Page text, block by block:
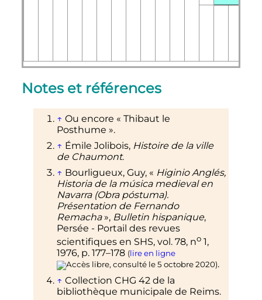
Notes et références
↑ Ou encore « Thibaut le
Posthume ».
↑ Émile Jolibois, Histoire de la ville
de Chaumont.
↑ Bourligueux, Guy, « Higinio Anglés,
Historia de la música medieval en
Navarra (Obra póstuma).
Présentation de Fernando
Remacha », Bulletin hispanique,
Persée - Portail des revues
scientifiques en SHS, vol. 78, no 1,
1976, p. 177–178 (lire en ligne
, consulté le5 octobre 2020).
↑ Collection CHG 42 de la
bibliothèque municipale de Reims.